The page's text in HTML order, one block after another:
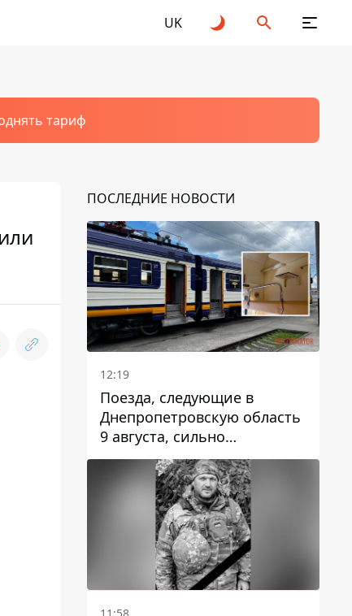
UK
тариф
ПОСЛЕДНИЕ НОВОСТИ
12:19
Поезда, следующие в
Днепропетровскую область
9 августа, сильно
задерживаются